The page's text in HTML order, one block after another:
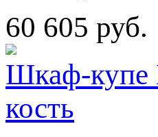
60 605 руб.
Шкаф-купе
кость